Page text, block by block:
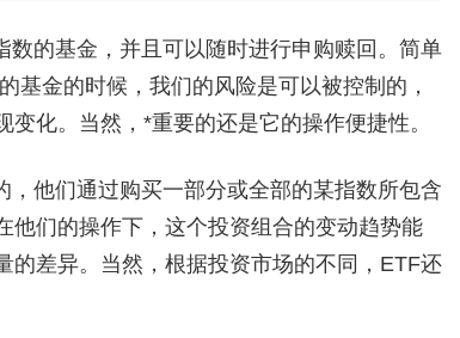
的基金，并且可以随时进行申购赎回。简单
基金的时候，我们的风险是可以被控制的，
化。当然，*重要的还是它的操作便捷性。
他们通过购买一部分或全部的某指数所包含
他们的操作下，这个投资组合的变动趋势能
差异。当然，根据投资市场的不同，ETF还